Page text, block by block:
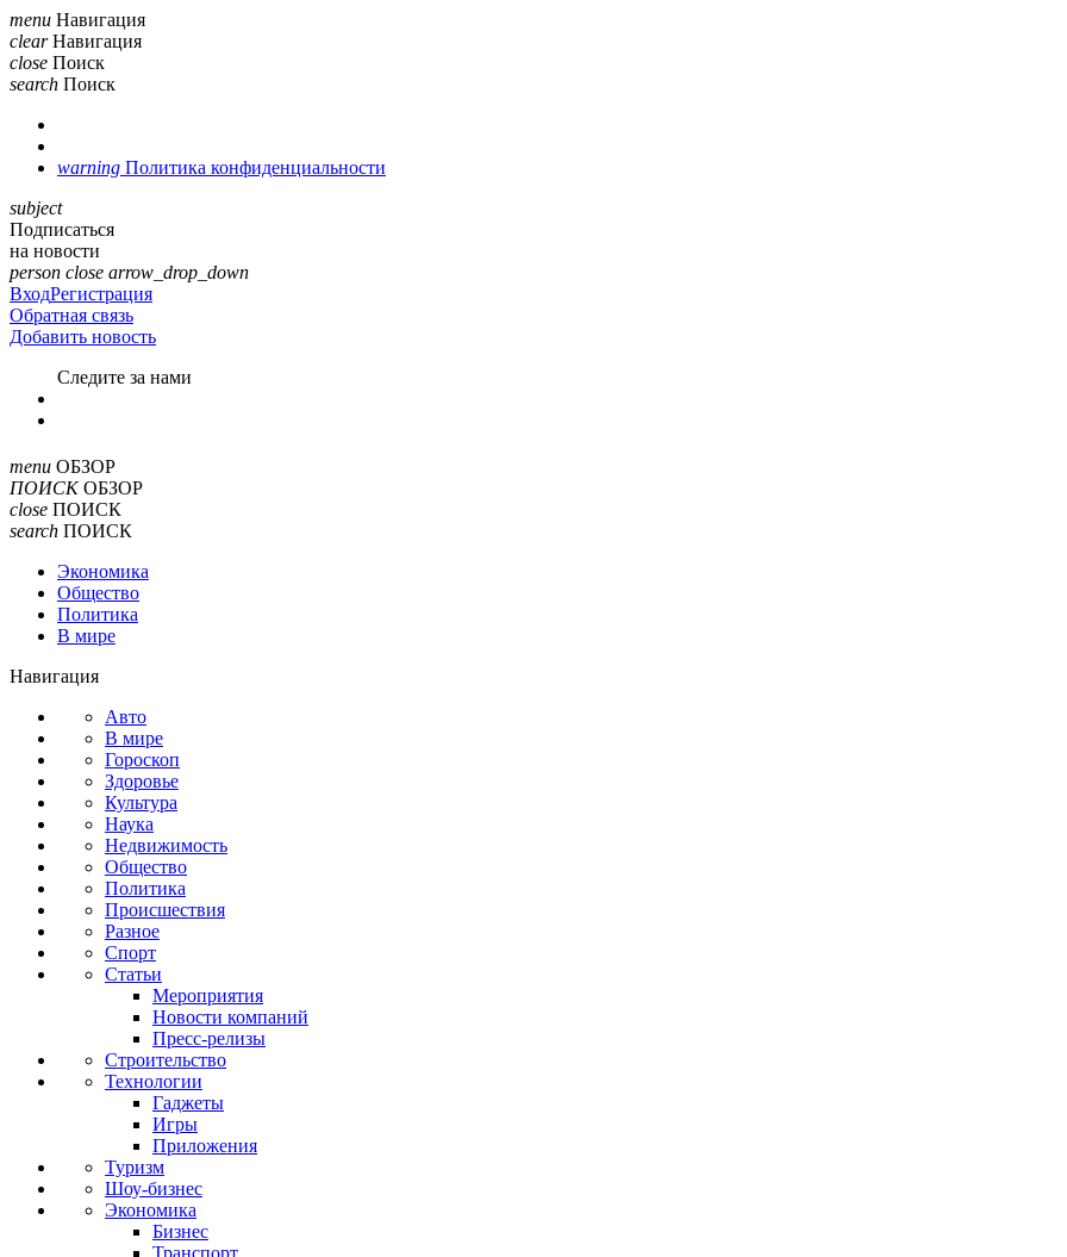
menu Навигация
clear Навигация
close Поиск
search Поиск
warning Политика конфиденциальности
subject
Подписаться
на новости
person close arrow_drop_down
ВходРегистрация
Обратная связь
Добавить новость
Cледите за нами
menu ОБЗОР
ПОИСК ОБЗОР
close ПОИСК
search ПОИСК
Экономика
Общество
Политика
В мире
Навигация
Авто
В мире
Гороскоп
Здоровье
Культура
Наука
Недвижимость
Общество
Политика
Происшествия
Разное
Спорт
Статьи
Мероприятия
Новости компаний
Пресс-релизы
Строительство
Технологии
Гаджеты
Игры
Приложения
Туризм
Шоу-бизнес
Экономика
Бизнес